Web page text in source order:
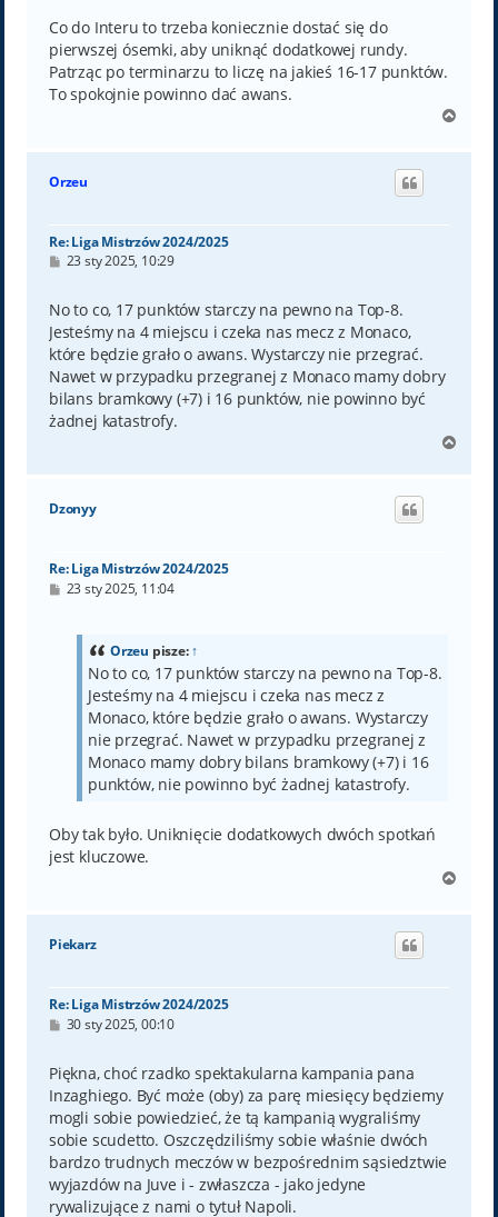
Co do Interu to trzeba koniecznie dostać się do
pierwszej ósemki, aby uniknąć dodatkowej rundy.
Patrząc po terminarzu to liczę na jakieś 16-17 punktów.
To spokojnie powinno dać awans.
g
Orzeu
Re: Liga Mistrzów 2024/2025
P
t
23 sty 2025, 10:29
No to co, 17 punktów starczy na pewno na Top-8.
Jesteśmy na 4 miejscu i czeka nas mecz z Monaco,
które będzie grało o awans. Wystarczy nie przegrać.
Nawet w przypadku przegranej z Monaco mamy dobry
bilans bramkowy (+7) i 16 punktów, nie powinno być
żadnej katastrofy.
g
Dzonyy
Re: Liga Mistrzów 2024/2025
P23 sty 2025, 11:04
Orzeu pisze:↑
No to co, 17 punktów starczy na pewno na Top-8.
Jesteśmy na 4 miejscu i czeka nas mecz z
Monaco, które będzie grało o awans. Wystarczy
nie przegrać. Nawet w przypadku przegranej z
Monaco mamy dobry bilans bramkowy (+7) i 16
punktów, nie powinno być żadnej katastrofy.
Oby tak było. Uniknięcie dodatkowych dwóch spotkań
jest kluczowe.
g
Piekarz
Re: Liga Mistrzów 2024/2025
P
t
30 sty 2025, 00:10
Piękna, choć rzadko spektakularna kampania pana
Inzaghiego. Być może (oby) za parę miesięcy będziemy
mogli sobie powiedzieć, że tą kampanią wygraliśmy
sobie scudetto. Oszczędziliśmy sobie właśnie dwóch
bardzo trudnych meczów w bezpośrednim sąsiedztwie
wyjazdów na Juve i - zwłaszcza - jako jedyne
rywalizujące z nami o tytuł Napoli.